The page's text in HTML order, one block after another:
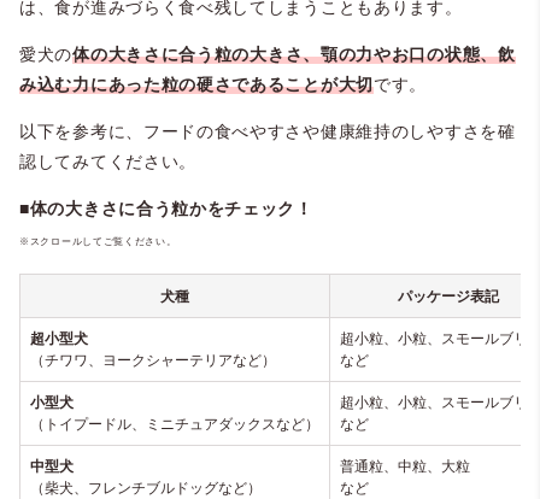
は、食が進みづらく食べ残してしまうこともあります。
愛犬の体の大きさに合う粒の大きさ、顎の力やお口の状態、飲
み込む力にあった粒の硬さであることが大切です。
以下を参考に、フードの食べやすさや健康維持のしやすさを確
認してみてください。
■体の大きさに合う粒かをチェック！
※スクロールしてご覧ください。
犬種 パッケージ表記
超小型犬
（チワワ、ヨークシャーテリアなど）
超小粒、小粒、スモールブリ
など
小型犬
（トイプードル、ミニチュアダックスなど）
超小粒、小粒、スモールブリ
など
中型犬
（柴犬、フレンチブルドッグなど）
普通粒、中粒、大粒
など